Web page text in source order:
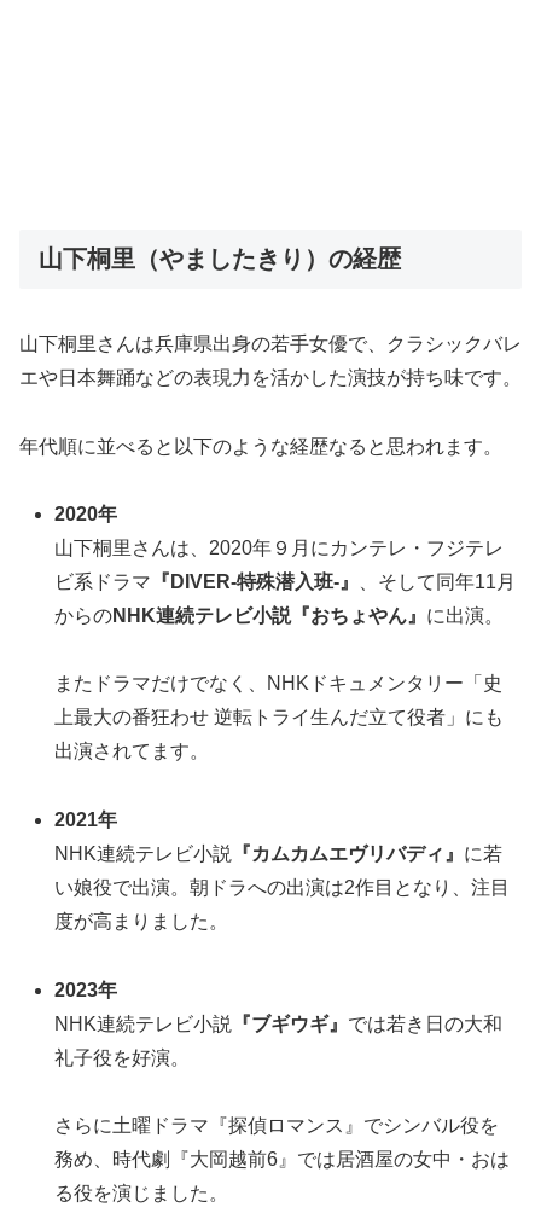
山下桐里（やましたきり）の経歴
山下桐里さんは兵庫県出身の若手女優で、クラシックバレ
エや日本舞踊などの表現力を活かした演技が持ち味です。
年代順に並べると以下のような経歴なると思われます。
2020年
山下桐里さんは、2020年９月にカンテレ・フジテレ
ビ系ドラマ 『DIVER-特殊潜入班-』
、そして同年11月
からのNHK連続テレビ小説『おちょやん』 に出演。
またドラマだけでなく、NHKドキュメンタリー「史
上最大の番狂わせ 逆転トライ生んだ立て役者」にも
出演されてます。
2021年
NHK連続テレビ小説
『カムカムエヴリバディ』 に若
い娘役で出演。朝ドラへの出演は2作目となり、注目
度が高まりました。
2023年
NHK連続テレビ小説
『ブギウギ』 では若き日の大和
礼子役を好演。
さらに土曜ドラマ『探偵ロマンス』でシンバル役を
務め、時代劇『大岡越前6』では居酒屋の女中・おは
る役を演じました。